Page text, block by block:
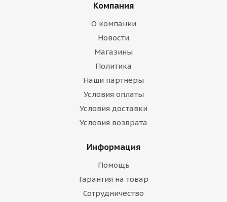
Компания
О компании
Новости
Магазины
Политика
Наши партнеры
Условия оплаты
Условия доставки
Условия возврата
Информация
Помощь
Гарантия на товар
Сотрудничество